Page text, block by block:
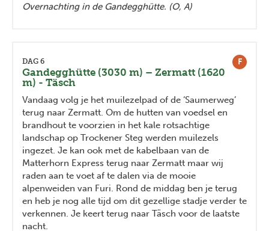
Overnachting in de Gandegghütte. (O, A)
F
DAG 6
Gandegghütte (3030 m) – Zermatt (1620
m) - Täsch
Vandaag volg je het muilezelpad of de ‘Saumerweg’
terug naar Zermatt. Om de hutten van voedsel en
brandhout te voorzien in het kale rotsachtige
landschap op Trockener Steg werden muilezels
ingezet. Je kan ook met de kabelbaan van de
Matterhorn Express terug naar Zermatt maar wij
raden aan te voet af te dalen via de mooie
alpenweiden van Furi. Rond de middag ben je terug
en heb je nog alle tijd om dit gezellige stadje verder te
verkennen. Je keert terug naar Täsch voor de laatste
nacht.